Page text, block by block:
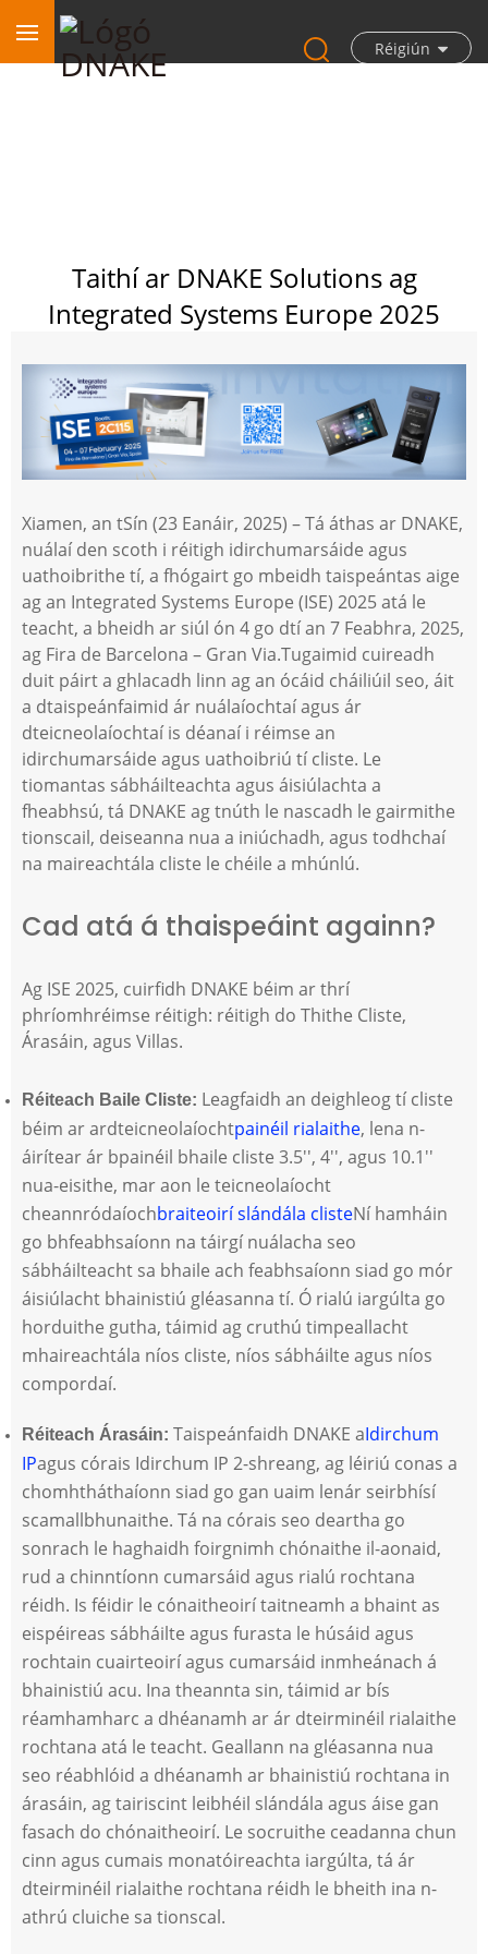
Réigiún
Taithí ar DNAKE Solutions ag
Integrated Systems Europe 2025
Xiamen, an tSín (23 Eanáir, 2025) – Tá áthas ar DNAKE,
nuálaí den scoth i réitigh idirchumarsáide agus
uathoibrithe tí, a fhógairt go mbeidh taispeántas aige
ag an Integrated Systems Europe (ISE) 2025 atá le
teacht, a bheidh ar siúl ón 4 go dtí an 7 Feabhra, 2025,
ag Fira de Barcelona – Gran Via.Tugaimid cuireadh
duit páirt a ghlacadh linn ag an ócáid ​​​​cháiliúil seo, áit
a dtaispeánfaimid ár nuálaíochtaí agus ár
dteicneolaíochtaí is déanaí i réimse an
idirchumarsáide agus uathoibriú tí cliste. Le
tiomantas sábháilteachta agus áisiúlachta a
fheabhsú, tá DNAKE ag tnúth le nascadh le gairmithe
tionscail, deiseanna nua a iniúchadh, agus todhchaí
na maireachtála cliste le chéile a mhúnlú.
Cad atá á thaispeáint againn?
Ag ISE 2025, cuirfidh DNAKE béim ar thrí
phríomhréimse réitigh: réitigh do Thithe Cliste,
Árasáin, agus Villas.
Réiteach Baile Cliste: Leagfaidh an deighleog tí cliste
béim ar ardteicneolaíochtpainéil rialaithe, lena n-
áirítear ár bpainéil bhaile cliste 3.5'', 4'', agus 10.1''
nua-eisithe, mar aon le teicneolaíocht
cheannródaíochbraiteoirí slándála clisteNí hamháin
go bhfeabhsaíonn na táirgí nuálacha seo
sábháilteacht sa bhaile ach feabhsaíonn siad go mór
áisiúlacht bhainistiú gléasanna tí. Ó rialú iargúlta go
horduithe gutha, táimid ag cruthú timpeallacht
mhaireachtála níos cliste, níos sábháilte agus níos
compordaí.
Réiteach Árasáin: Taispeánfaidh DNAKE aIdirchum
IPagus córais Idirchum IP 2-shreang, ag léiriú conas a
chomhtháthaíonn siad go gan uaim lenár seirbhísí
scamallbhunaithe. Tá na córais seo deartha go
sonrach le haghaidh foirgnimh chónaithe il-aonaid,
rud a chinntíonn cumarsáid agus rialú rochtana
réidh. Is féidir le cónaitheoirí taitneamh a bhaint as
eispéireas sábháilte agus furasta le húsáid agus
rochtain cuairteoirí agus cumarsáid inmheánach á
bhainistiú acu. Ina theannta sin, táimid ar bís
réamhamharc a dhéanamh ar ár dteirminéil rialaithe
rochtana atá le teacht. Geallann na gléasanna nua
seo réabhlóid a dhéanamh ar bhainistiú rochtana in
árasáin, ag tairiscint leibhéil slándála agus áise gan
fasach do chónaitheoirí. Le socruithe ceadanna chun
cinn agus cumais monatóireachta iargúlta, tá ár
dteirminéil rialaithe rochtana réidh le bheith ina n-
athrú cluiche sa tionscal.